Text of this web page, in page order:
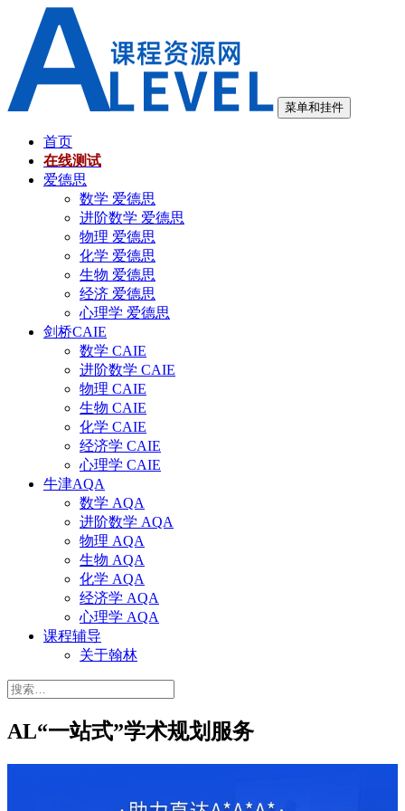
菜单和挂件
首页
在线测试
爱德思
数学 爱德思
进阶数学 爱德思
物理 爱德思
化学 爱德思
生物 爱德思
经济 爱德思
心理学 爱德思
剑桥CAIE
数学 CAIE
进阶数学 CAIE
物理 CAIE
生物 CAIE
化学 CAIE
经济学 CAIE
心理学 CAIE
牛津AQA
数学 AQA
进阶数学 AQA
物理 AQA
生物 AQA
化学 AQA
经济学 AQA
心理学 AQA
课程辅导
关于翰林
搜
AL“一站式”学术规划服务